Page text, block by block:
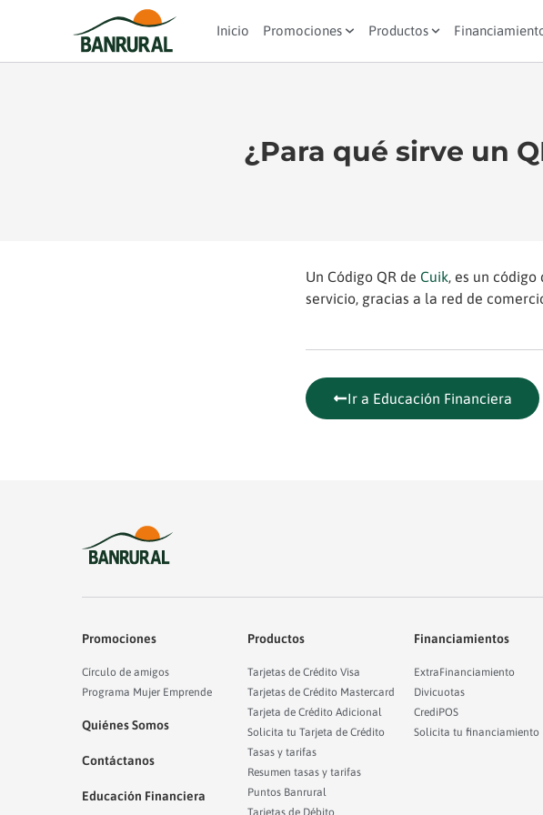
Inicio Promociones Productos
¿Para qué sirve un
Un Código QR de Cuik, es un
servicio, gracias a la red de
Ir a Educación Financiera
Promociones
Círculo de amigos
Programa Mujer Emprende
Quiénes Somos
Contáctanos
Educación Financiera
Productos
Tarjetas de Crédito Visa
Tarjetas de Crédito Mastercard
Tarjeta de Crédito Adicional
Solicita tu Tarjeta de Crédito
Tasas y tarifas
Resumen tasas y tarifas
Puntos Banrural
Tarjetas de Débito
Financiamientos
ExtraFinanciamiento
Divicuotas
CrediPOS
Solicita tu financiamiento